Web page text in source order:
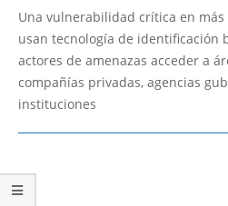
01-
Una vulnerabilidad crítica en
usan tecnología de identificación
actores de amenazas acceder a
compañías privadas, agencias
instituciones